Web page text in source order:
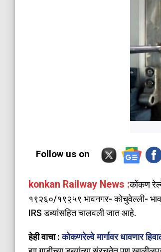
Follow us on
konkan Railway News :कोंकण
१९२६०/१९२५९ भावनगर- कोचुवेल्ली-
IRS डब्यांसहित चालवली जात आहे.
हेही वाचा :कोकणरेल्वे मार्गावर धावणार